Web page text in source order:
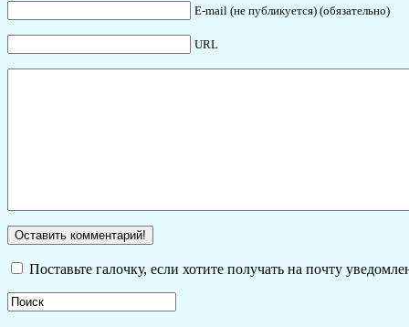
E-mail (не публикуется) (обязательно)
URL
Поставьте галочку, если хотите получать на почту